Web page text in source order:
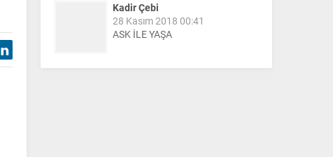
Kadir Çebi
28 Kasım 2018 00:41
ASK İLE YAŞA